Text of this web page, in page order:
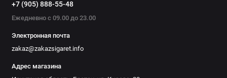
+7 (905) 888-55-48
Ежедневно с 09.00 до 23.00
Электронная почта
zakaz@zakazsigaret.info
Адрес магазина